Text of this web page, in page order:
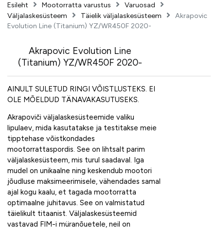
Esileht Mootorratta varustus
Varuosad
Väljalaskesüsteem
Täielik väljalaskesüsteem
Akrapovic
Evolution Line (Titanium) YZ/WR450F 2020-
Akrapovic Evolution Line
(Titanium) YZ/WR450F 2020-
AINULT SULETUD RINGI VÕISTLUSTEKS. EI
OLE MÕELDUD TÄNAVAKASUTUSEKS.
Akrapoviči väljalaskesüsteemide valiku
lipulaev, mida kasutatakse ja testitakse meie
tipptehase võistkondades
mootorrattaspordis. See on lihtsalt parim
väljalaskesüsteem, mis turul saadaval. Iga
mudel on unikaalne ning keskendub mootori
jõudluse maksimeerimisele, vähendades samal
ajal kogu kaalu, et tagada mootorratta
optimaalne juhitavus. See on valmistatud
täielikult titaanist. Väljalaskesüsteemid
vastavad FIM-i müranõuetele, neil on